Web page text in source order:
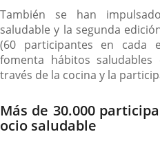
También se han
saludable y la segunda
(60 participantes en cada
fomenta hábitos
través de la cocina y la
Más de 30.000
ocio saludable